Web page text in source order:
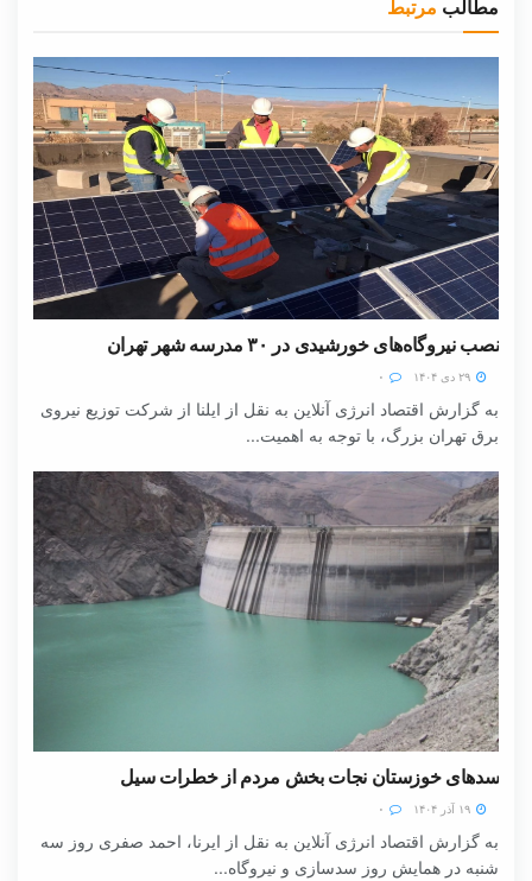
مطالب مرتبط
نصب نیروگاه‌های خورشیدی در ۳۰ مدرسه شهر تهران
به گزارش اقتصاد انرژی آنلاین به نقل از ایلنا از شرکت توزیع نیروی
برق تهران بزرگ، با توجه به اهمیت...
سدهای خوزستان نجات بخش مردم از خطرات سیل
به گزارش اقتصاد انرژی آنلاین به نقل از ایرنا، احمد صفری روز سه
شنبه در همایش روز سدسازی و نیروگاه...